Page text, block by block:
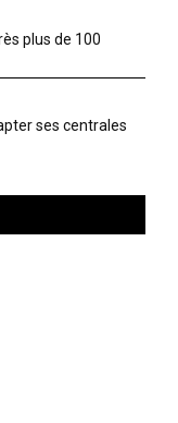
plus de 100
ses centrales